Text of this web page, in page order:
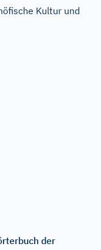
Kultur und
der